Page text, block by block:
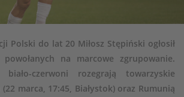
Polski do lat 20 Miłosz Stępiński ogłosił
na marcowe zgrupowanie.
czerwoni rozegrają towarzyskie
marca, 17:45, Białystok) oraz Rumunią